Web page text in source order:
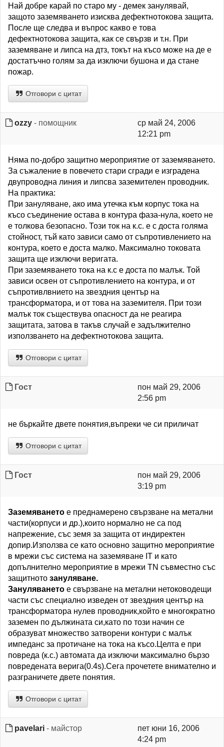
Най добре карай по старо му - демек занулявай,
защото заземяването изисква дефектнотокова защита.
После ще следва и въпрос какво е това
дефектнотокова защита, как се свързв и т.н. При
заземяване и липса на дтз, токът на късо може на де е
достатъчно голям за да изключи бушона и да стане
пожар.
Отговори с цитат
ozzy - помощник
ср май 24, 2006
12:21 pm
Няма по-добро защитно мероприятие от заземяването.
За съжаление в повечето стари сгради е изградена
двупроводна линия и липсва заземителен проводник.
На практика:
При зануляване, ако има утечка към корпус тока на
късо съединение остава в контура фаза-нула, което не
е толкова безопасно. Този ток на к.с. е с доста голяма
стойност, тъй като зависи само от съпротивлението на
контура, което е доста малко. Максимално токовата
защита ще изключи веригата.
При заземяването тока на к.с е доста по малък. Той
зависи освен от съпротивлението на контура, и от
съпротивлвнието на звездния център на
трансформатора, и от това на заземителя. При този
малък ток съществува опасност да не реагира
защитата, затова в такъв случай е задължително
използването на дефектнотокова защита.
Отговори с цитат
Гост
пон май 29, 2006
2:56 pm
не бъркайте двете понятия,въпреки че си приличат
Отговори с цитат
Гост
пон май 29, 2006
3:19 pm
Заземяването е преднамерено свързване на метални
части(корпуси и др.),които нормално не са под
напрежение, със земя за защита от индиректен
допир.Използва се като основно защитно мероприятие
в мрежи със система на заземяване IT и като
допълнително мероприятие в мрежи TN съвместно със
защитното зануляване.
Зануляването е свързване на метални нетоководещи
части със специално изведен от звездния център на
трансформатора нулев проводник,който е многократно
заземен по дължината си,като по този начин се
образуват множество затворени контури с малък
импеданс за протичане на тока на късо.Целта е при
повреда (к.с.) автомата да изключи максимално бързо
повредената верига(0.4s).Сега прочетете внимателно и
разграничете двете понятия.
Отговори с цитат
pavelari - майстор
пет юни 16, 2006
4:24 pm